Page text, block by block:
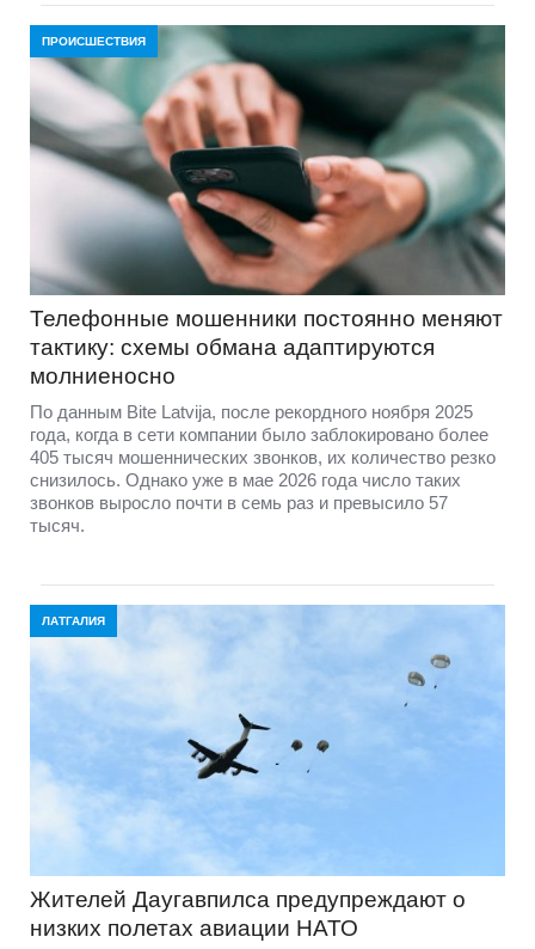
ПРОИСШЕСТВИЯ
Телефонные мошенники постоянно меняют
тактику: схемы обмана адаптируются
молниеносно
По данным Bite Latvija, после рекордного ноября 2025
года, когда в сети компании было заблокировано более
405 тысяч мошеннических звонков, их количество резко
снизилось. Однако уже в мае 2026 года число таких
звонков выросло почти в семь раз и превысило 57
тысяч.
ЛАТГАЛИЯ
Жителей Даугавпилса предупреждают о
низких полетах авиации НАТО